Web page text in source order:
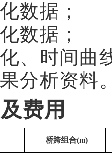
数据；
数据；
、时间曲
分析资料
费用
桥跨组合(m)